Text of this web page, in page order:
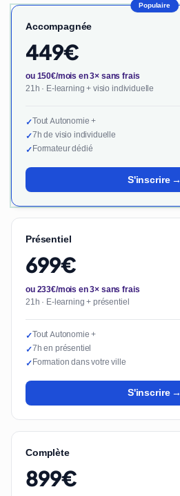
Populaire
Accompagnée
449€
ou 150€/mois en 3× sans frais
21h · E-learning + visio individuelle
✓Tout Autonomie +
✓7h de visio individuelle
✓Formateur dédié
S'inscrire →
Présentiel
699€
ou 233€/mois en 3× sans frais
21h · E-learning + présentiel
✓Tout Autonomie +
✓7h en présentiel
✓Formation dans votre ville
S'inscrire →
Complète
899€